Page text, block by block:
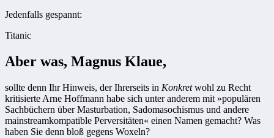
Jedenfalls gespannt:
Titanic
Aber was, Magnus Klaue,
sollte denn Ihr Hinweis, der Ihrerseits in Konkretwohl zu Recht
kritisierte Arne Hoffmann habe sich unter anderem mit »populären
Sachbüchern über Masturbation, Sadomasochismus und andere
mainstreamkompatible Perversitäten« einen Namen gemacht? Was
haben Sie denn bloß gegens ­Woxeln?